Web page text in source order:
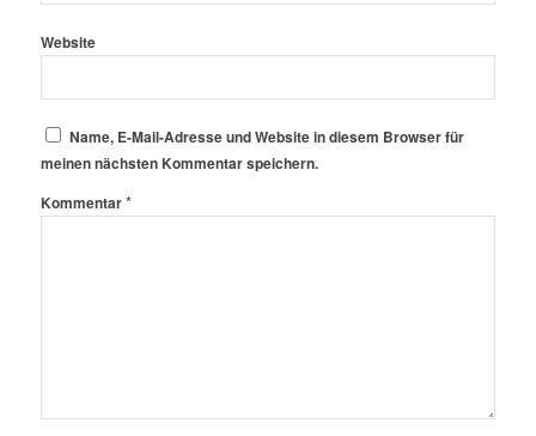
Website
Name, E-Mail-Adresse und Website in diesem Browser für
meinen nächsten Kommentar speichern.
Kommentar*